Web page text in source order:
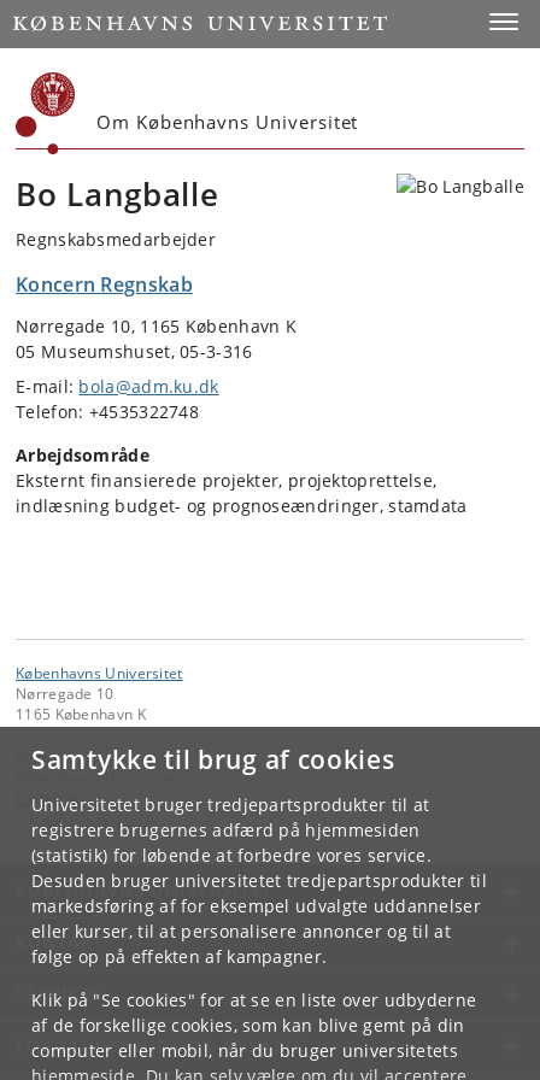
Samtykke til brug af cookies
Universitetet bruger tredjepartsprodukter til at
registrere brugernes adfærd på hjemmesiden
(statistik) for løbende at forbedre vores service.
Desuden bruger universitetet tredjepartsprodukter til
markedsføring af for eksempel udvalgte uddannelser
eller kurser, til at personalisere annoncer og til at
følge op på effekten af kampagner.
Klik på "Se cookies" for at se en liste over udbyderne
af de forskellige cookies, som kan blive gemt på din
computer eller mobil, når du bruger universitetets
Start
Om Københavns Universitet
Bo Langballe
Regnskabsmedarbejder
Koncern Regnskab
Nørregade 10, 1165 København K
05 Museumshuset, 05-3-316
E-mail: bola@adm.ku.dk
Telefon: +4535322748
Arbejdsområde
Eksternt finansierede projekter, projektoprettelse,
indlæsning budget- og prognoseændringer, stamdata
Københavns Universitet
Nørregade 10
1165 København K
Kontakt:
Københavns Universitet
@ku.dk
KØBENHAVNS UNIVERSITET
KONTAKT
SERVICES
FOR STUDERENDE OG ANSATTE